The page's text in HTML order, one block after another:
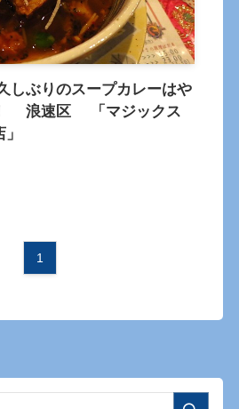
ぶりのスープカレーはや
浪速区 「マジックス
1